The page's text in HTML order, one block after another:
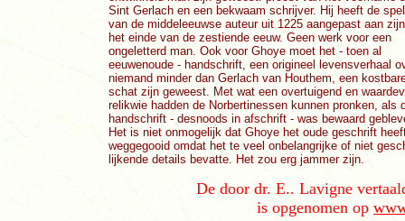
Sint Gerlach en een bekwaam schrijver. Hij heeft de
van de middeleeuwse auteur uit 1225 aangepast aan
het einde van de zestiende eeuw. Geen werk voor een
ongeletterd man. Ook voor Ghoye moet het - toen al
eeuwenoude - handschrift, een origineel levensverhaal
niemand minder dan Gerlach van Houthem, een
schat zijn geweest. Met wat een overtuigend en
relikwie hadden de Norbertinessen kunnen pronken, als
handschrift - desnoods in afschrift - was bewaard
Het is niet onmogelijk dat Ghoye het oude geschrift
weggegooid omdat het te veel onbelangrijke of niet
lijkende details bevatte. Het zou erg jammer zijn.
De door dr. E.. Lavigne
is opgenomen op